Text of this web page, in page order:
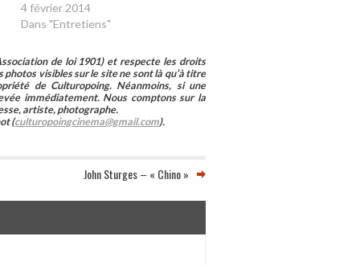
4 février 2014
Dans "Entretiens"
de loi 1901) et respecte les droits
visibles sur le site ne sont là qu’à titre
de Culturopoing. Néanmoins, si une
immédiatement. Nous comptons sur la
artiste, photographe.
(culturopoingcinema@gmail.com).
John Sturges – « Chino »